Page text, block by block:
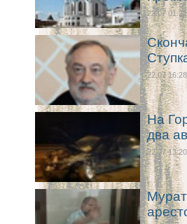
23.07 01:21
22.07 16:28
На
два
22.07 13:20